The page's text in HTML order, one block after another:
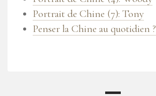
Portrait de Chine (7): Tony
Penser la Chine au quotidien ?